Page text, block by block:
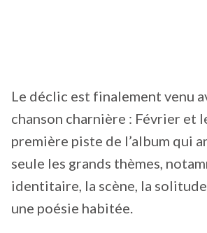
Le déclic est finalement venu
chanson charnière : Février et
première piste de l’album qui
seule les grands thèmes,
identitaire, la scène, la
une poésie habitée.